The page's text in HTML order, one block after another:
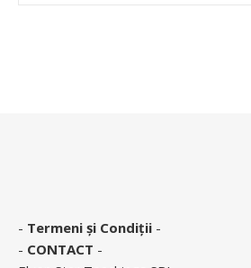
- Termeni și Condiții -
- CONTACT -